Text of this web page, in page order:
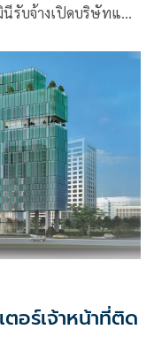
นีรับจ้างเปิดบริษัทแต่
อร์เจ้าหน้าที่ติด